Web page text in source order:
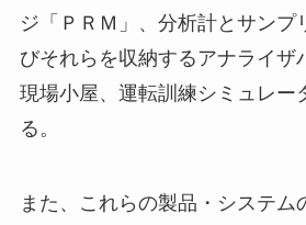
ジ「ＰＲＭ」、分析計とサンプ
びそれらを収納するアナライザ
現場小屋、運転訓練シミュレー
る。
また、これらの製品・システム